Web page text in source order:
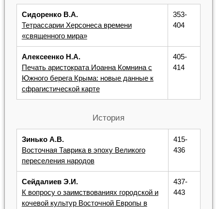
Сидоренко В.А.
Тетрассарии Херсонеса времени
«священного мира»
353-
404
Алексеенко Н.А.
Печать аристократа Иоанна Комнина с
Южного берега Крыма: новые данные к
сфрагистической карте
405-
414
История
Зинько А.В.
Восточная Таврика в эпоху Великого
переселения народов
415-
436
Сейдалиев Э.И.
К вопросу о заимствованиях городской и
кочевой культур Восточной Европы в
437-
443